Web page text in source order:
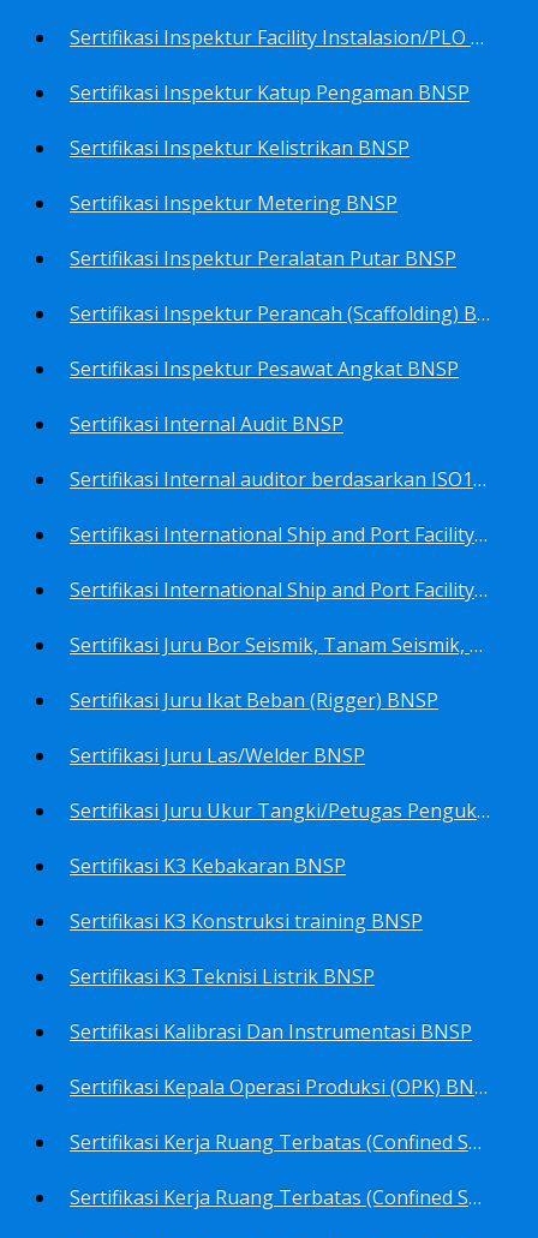
Sertifikasi Inspektur Facility Instalasion/PLO BNSP
Sertifikasi Inspektur Katup Pengaman BNSP
Sertifikasi Inspektur Kelistrikan BNSP
Sertifikasi Inspektur Metering BNSP
Sertifikasi Inspektur Peralatan Putar BNSP
Sertifikasi Inspektur Perancah (Scaffolding) BNSP
Sertifikasi Inspektur Pesawat Angkat BNSP
Sertifikasi Internal Audit BNSP
Sertifikasi Internal auditor berdasarkan ISO17025.2017 Pedoman Panduan Mutu&Prosedur Laboratorium BNSP
Sertifikasi International Ship and Port Facility Security Code/ISPS Auditor BNSP
Sertifikasi International Ship and Port Facility Security Code/ISPS Code training for Security Area Manager BNSP
Sertifikasi Juru Bor Seismik, Tanam Seismik, Tembak Seismik BNSP
Sertifikasi Juru Ikat Beban (Rigger) BNSP
Sertifikasi Juru Las/Welder BNSP
Sertifikasi Juru Ukur Tangki/Petugas Pengukur Tangki Migas BNSP
Sertifikasi K3 Kebakaran BNSP
Sertifikasi K3 Konstruksi training BNSP
Sertifikasi K3 Teknisi Listrik BNSP
Sertifikasi Kalibrasi Dan Instrumentasi BNSP
Sertifikasi Kepala Operasi Produksi (OPK) BNSP
Sertifikasi Kerja Ruang Terbatas (Confined Spaces)-Ahli Muda Ruang Terbatas (AMURT/Supervisor) BNSP
Sertifikasi Kerja Ruang Terbatas (Confined Spaces)-Teknisi Ruang Terbatas (TRT/Entrants) BNSP